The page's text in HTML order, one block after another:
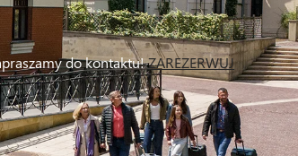
do kontaktu!ZAREZERWUJ
Sprawdź szczegóły